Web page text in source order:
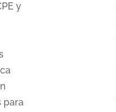
y
para